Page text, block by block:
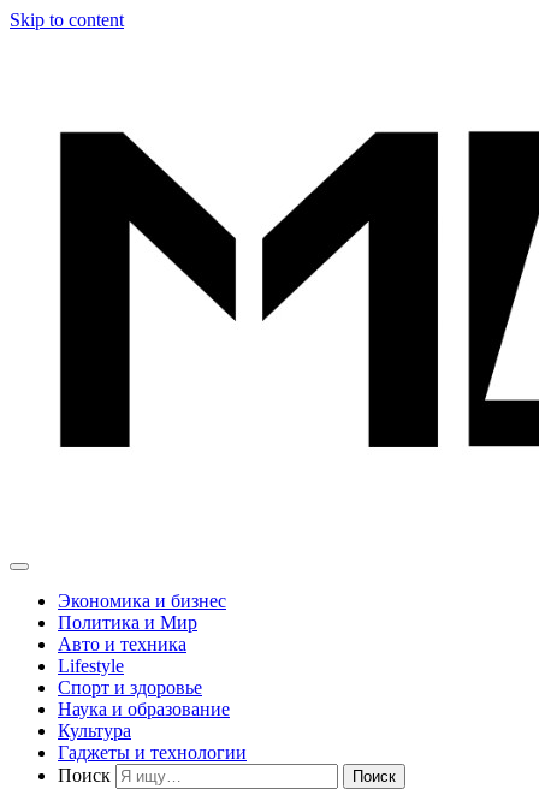
Skip to content
Экономика и бизнес
Политика и Мир
Авто и техника
Lifestyle
Спорт и здоровье
Наука и образование
Культура
Гаджеты и технологии
Поиск